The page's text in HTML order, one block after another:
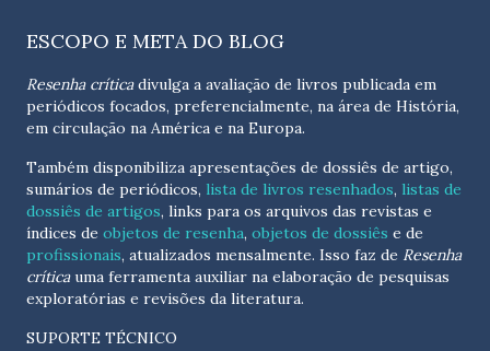
ESCOPO E META DO BLOG
Resenha críticadivulga a avaliação de livros publicada em
periódicos focados, preferencialmente, na área de História,
em circulação na América e na Europa.
Também disponibiliza apresentações de dossiês de artigo,
sumários de periódicos, lista de livros resenhados, listas de
dossiês de artigos, links para os arquivos das revistas e
índices de objetos de resenha, objetos de dossiês e de
profissionais, atualizados mensalmente. Isso faz de Resenha
críticauma ferramenta auxiliar na elaboração de pesquisas
exploratórias e revisões da literatura.
SUPORTE TÉCNICO